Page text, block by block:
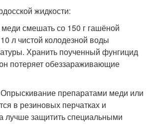
жидкости:
меди смешать со 150 г гашёной
л чистой колодезной воды
Хранить поученный фунгицид
потеряет обеззараживающие
препаратами меди или
в резиновых перчатках и
лучше защитить специальными